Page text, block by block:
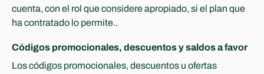
cuenta, con el rol que considere apropiado, si el plan que
ha contratado lo permite..
Códigos promocionales, descuentos y saldos a favor
Los códigos promocionales, descuentos u ofertas